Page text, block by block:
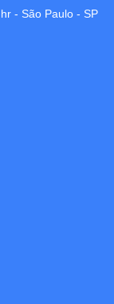
- São Paulo - SP